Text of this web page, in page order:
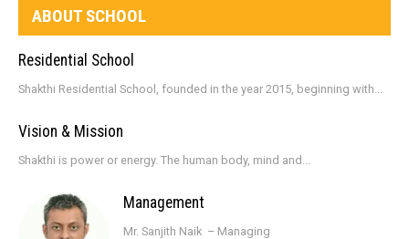
ABOUT SCHOOL
Residential School
Shakthi Residential School, founded in the year 2015, beginning with...
Vision & Mission
Shakthi is power or energy. The human body, mind and...
Management
Mr. Sanjith Naik – Managing